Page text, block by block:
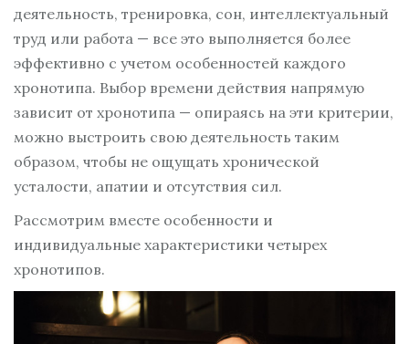
деятельность, тренировка, сон, интеллектуальный
труд или работа — все это выполняется более
эффективно с учетом особенностей каждого
хронотипа. Выбор времени действия напрямую
зависит от хронотипа — опираясь на эти критерии,
можно выстроить свою деятельность таким
образом, чтобы не ощущать хронической
усталости, апатии и отсутствия сил.
Рассмотрим вместе особенности и
индивидуальные характеристики четырех
хронотипов.